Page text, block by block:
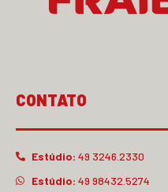
CONTATO
Estúdio: 49 3246.2330
Estúdio: 49 98432.5274